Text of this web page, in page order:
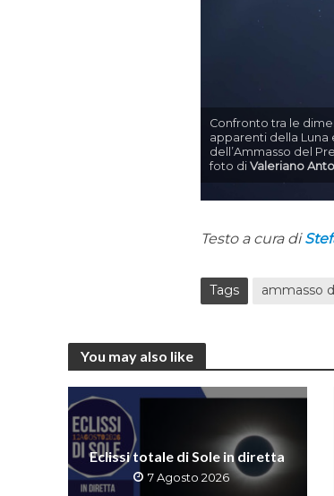
Confronto tra le
apparenti della Luna
dell’Ammasso del
foto diValeriano
Testo a cura di
Tags ammasso
You may also like
Eclissi totale di Sole in diretta
7 Agosto 2026